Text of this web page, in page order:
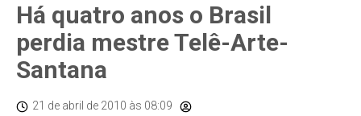
Há quatro anos o Brasil
perdia mestre Telê-Arte-
Santana
21 de abril de 2010 às 08:09